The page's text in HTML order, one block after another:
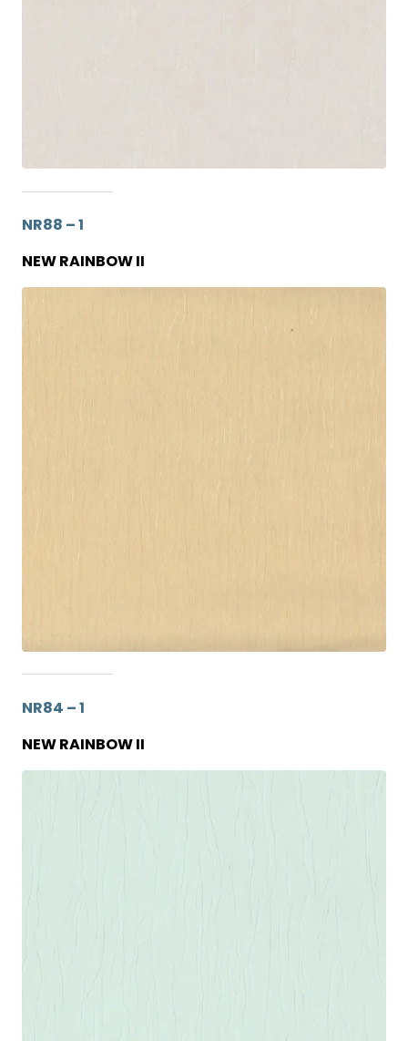
NR88 – 1
NEW RAINBOW II
NR84 – 1
NEW RAINBOW II